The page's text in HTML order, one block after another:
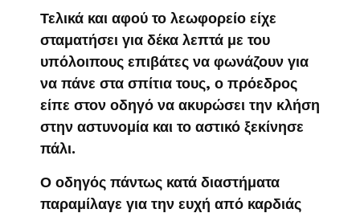
Τελικά και αφού το λεωφορείο είχε
σταματήσει για δέκα λεπτά με του
υπόλοιπους επιβάτες να φωνάζουν για
να πάνε στα σπίτια τους, ο πρόεδρος
είπε στον οδηγό να ακυρώσει την κλήση
στην αστυνομία και το αστικό ξεκίνησε
πάλι.
Ο οδηγός πάντως κατά διαστήματα
παραμίλαγε για την ευχή από καρδιάς